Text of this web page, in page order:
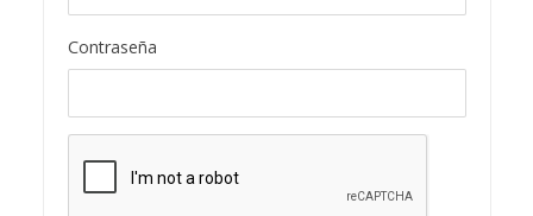
Contraseña